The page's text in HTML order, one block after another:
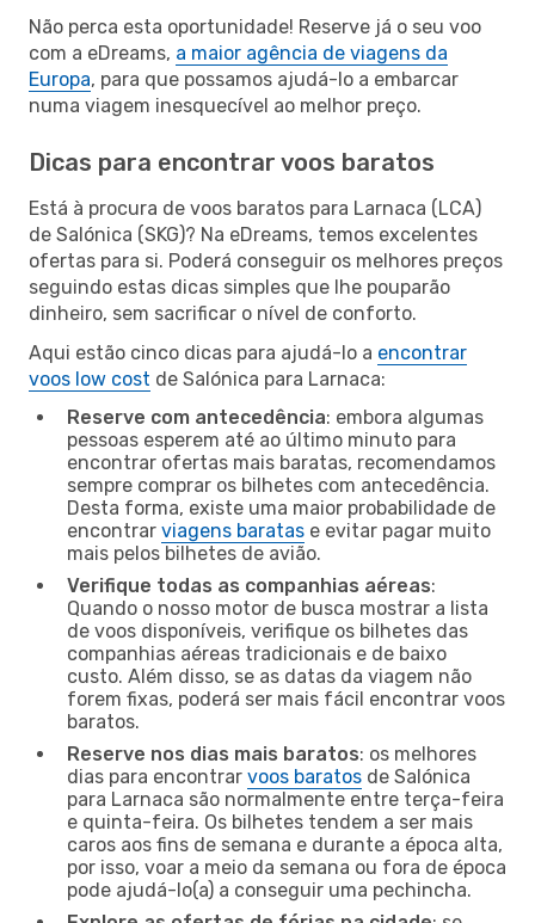
Não perca esta oportunidade! Reserve já o seu voo
com a eDreams, a maior agência de viagens da
Europa, para que possamos ajudá-lo a embarcar
numa viagem inesquecível ao melhor preço.
Dicas para encontrar voos baratos
Está à procura de voos baratos para Larnaca (LCA)
de Salónica (SKG)? Na eDreams, temos excelentes
ofertas para si. Poderá conseguir os melhores preços
seguindo estas dicas simples que lhe pouparão
dinheiro, sem sacrificar o nível de conforto.
Aqui estão cinco dicas para ajudá-lo a encontrar
voos low cost de Salónica para Larnaca:
Reserve com antecedência: embora algumas
pessoas esperem até ao último minuto para
encontrar ofertas mais baratas, recomendamos
sempre comprar os bilhetes com antecedência.
Desta forma, existe uma maior probabilidade de
encontrar viagens baratas e evitar pagar muito
mais pelos bilhetes de avião.
Verifique todas as companhias aéreas:
Quando o nosso motor de busca mostrar a lista
de voos disponíveis, verifique os bilhetes das
companhias aéreas tradicionais e de baixo
custo. Além disso, se as datas da viagem não
forem fixas, poderá ser mais fácil encontrar voos
baratos.
Reserve nos dias mais baratos: os melhores
dias para encontrar voos baratos de Salónica
para Larnaca são normalmente entre terça-feira
e quinta-feira. Os bilhetes tendem a ser mais
caros aos fins de semana e durante a época alta,
por isso, voar a meio da semana ou fora de época
pode ajudá-lo(a) a conseguir uma pechincha.